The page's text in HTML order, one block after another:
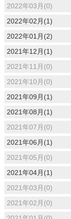
2022年03月(0)
2022年02月(1)
2022年01月(2)
2021年12月(1)
2021年11月(0)
2021年10月(0)
2021年09月(1)
2021年08月(1)
2021年07月(0)
2021年06月(1)
2021年05月(0)
2021年04月(1)
2021年03月(0)
2021年02月(0)